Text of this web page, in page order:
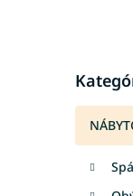
n
ý
p
kategórie